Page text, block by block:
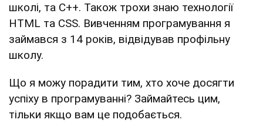
школі, та C++. Також трохи знаю технології
HTML та CSS. Вивченням програмування я
займався з 14 років, відвідував профільну
школу.
Що я можу порадити тим, хто хоче досягти
успіху в програмуванні? Займайтесь цим,
тільки якщо вам це подобається.